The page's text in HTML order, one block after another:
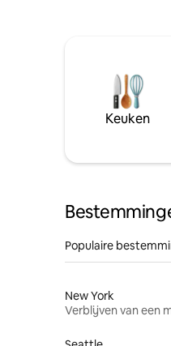
Keuken
Populaire
New York
Verblijven van een